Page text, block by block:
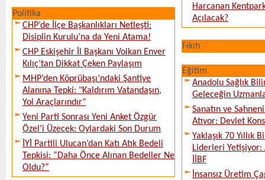
Politika
CHP’de İlçe Başkanlıkları Netleşti:
Disiplin Kurulu’na da Yeni Atama!
CHP Eskişehir İl Başkanı Volkan Enver
Kılıç’tan Dikkat Çeken Paylaşım
MHP’den Köprübaşı’ndaki Şantiye
Alanına Tepki: "Kaldırım Vatandaşın,
Yol Araçlarındır"
Yeni Parti Sonrası Yeni Anket Özgür
Özel’i Üzecek: Oylardaki Son Durum
İYİ Partili Ulucan’dan Katı Atık Bedeli
Tepkisi: “Daha Önce Alınan Bedeller Ne
Oldu?”
Harcanan
Açılacak?
Fıkıh
Eğitim
Anadolu Sağlık
Geleceğin
Sanatın ve
Atıyor: Devlet
Yaklaşık 70 Yıllık
Liderleri
İİBF
İnsansız Üretim